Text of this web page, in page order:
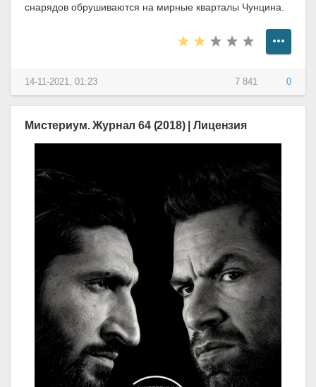
снарядов обрушиваются на мирные кварталы Чунцина.
7 841 0
14-11-2021, 01:23
Мистериум. Журнал 64 (2018) | Лицензия